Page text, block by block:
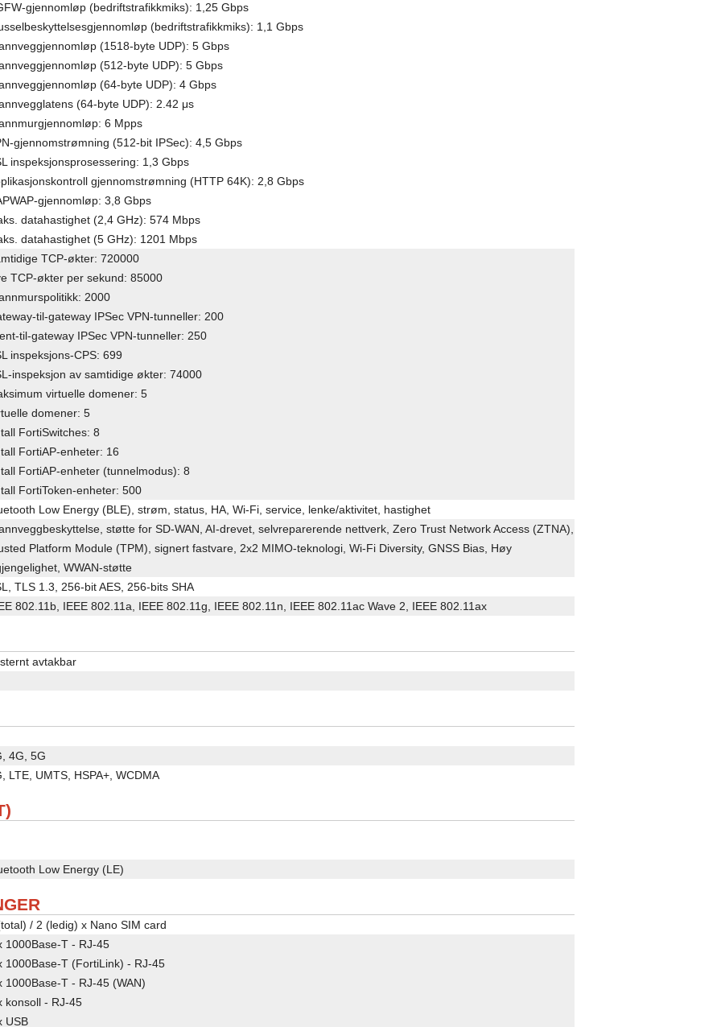
gjennomløp (bedriftstrafikkmiks): 1,25 Gbps
(bedriftstrafikkmiks): 1,1 Gbps
(1518-byte UDP): 5 Gbps
(512-byte UDP): 5 Gbps
(64-byte UDP): 4 Gbps
(64-byte UDP): 2.42 μs
6 Mpps
gjennomstrømning (512-bit IPSec): 4,5 Gbps
inspeksjonsprosessering: 1,3 Gbps
gjennomstrømning (HTTP 64K): 2,8 Gbps
gjennomløp: 3,8 Gbps
datahastighet (2,4 GHz): 574 Mbps
datahastighet (5 GHz): 1201 Mbps
TCP-økter: 720000
TCP-økter per sekund: 85000
2000
til-gateway IPSec VPN-tunneller: 200
til-gateway IPSec VPN-tunneller: 250
inspeksjons-CPS: 699
inspeksjon av samtidige økter: 74000
virtuelle domener: 5
domener: 5
FortiSwitches: 8
FortiAP-enheter: 16
FortiAP-enheter (tunnelmodus): 8
FortiToken-enheter: 500
Low Energy (BLE), strøm, status, HA, Wi-Fi, service, lenke/aktivitet, hastighet
støtte for SD-WAN, AI-drevet, selvreparerende nettverk, Zero Trust Network Access (ZTNA),
Platform Module (TPM), signert fastvare, 2x2 MIMO-teknologi, Wi-Fi Diversity, GNSS Bias, Høy
WWAN-støtte
TLS 1.3, 256-bit AES, 256-bits SHA
802.11b, IEEE 802.11a, IEEE 802.11g, IEEE 802.11n, IEEE 802.11ac Wave 2, IEEE 802.11ax
avtakbar
4G, 5G
LTE, UMTS, HSPA+, WCDMA
Low Energy (LE)
/ 2 (ledig) x Nano SIM card
1000Base-T - RJ-45
1000Base-T (FortiLink) - RJ-45
1000Base-T - RJ-45 (WAN)
konsoll - RJ-45
USB